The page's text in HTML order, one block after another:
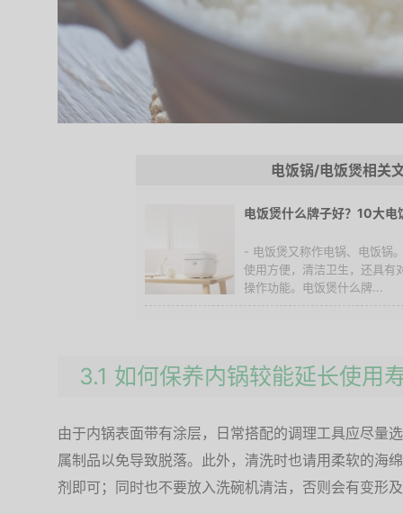
电饭锅/电饭煲相关
电饭煲什么牌子好？10大电
- 电饭煲又称作电锅、电饭锅
使用方便，清洁卫生，还具有
操作功能。电饭煲什么牌...
3.1 如何保养内锅较能延长使用
由于内锅表面带有涂层，日常搭配的调理工具应尽量
属制品以免导致脱落。此外，清洗时也请用柔软的海
剂即可；同时也不要放入洗碗机清洁，否则会有变形